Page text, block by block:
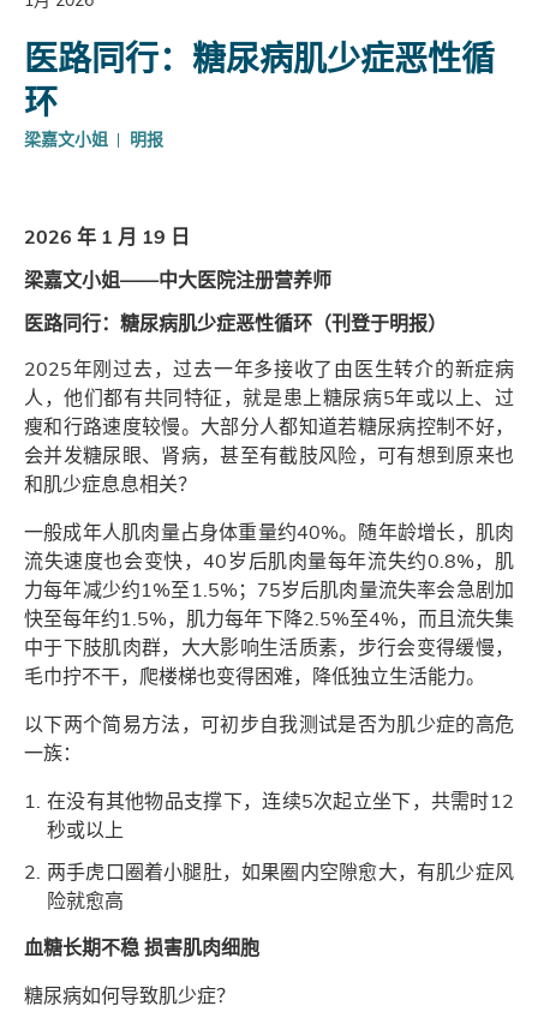
医路同行：糖尿病肌少症恶性循
环
梁嘉文小姐 明报
2026 年 1 月 19 日
梁嘉文小姐——中大医院注册营养师
医路同行：糖尿病肌少症恶性循环（刊登于明报）
2025年刚过去，过去一年多接收了由医生转介的新症病
人，他们都有共同特征，就是患上糖尿病5年或以上、过
瘦和行路速度较慢。大部分人都知道若糖尿病控制不好，
会并发糖尿眼、肾病，甚至有截肢风险，可有想到原来也
和肌少症息息相关？
一般成年人肌肉量占身体重量约40%。随年龄增长，肌肉
流失速度也会变快，40岁后肌肉量每年流失约0.8%，肌
力每年减少约1%至1.5%；75岁后肌肉量流失率会急剧加
快至每年约1.5%，肌力每年下降2.5%至4%，而且流失集
中于下肢肌肉群，大大影响生活质素，步行会变得缓慢，
毛巾拧不干，爬楼梯也变得困难，降低独立生活能力。
以下两个简易方法，可初步自我测试是否为肌少症的高危
一族：
在没有其他物品支撑下，连续5次起立坐下，共需时12
秒或以上
两手虎口圈着小腿肚，如果圈内空隙愈大，有肌少症风
险就愈高
血糖长期不稳 损害肌肉细胞
糖尿病如何导致肌少症？